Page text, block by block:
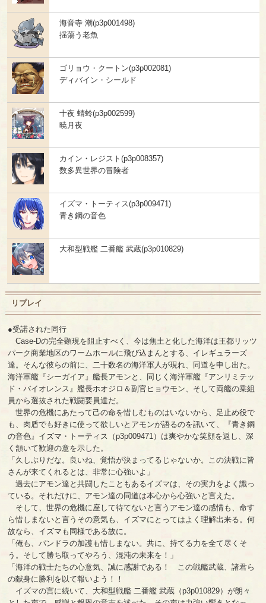
海音寺 潮(p3p001498)
揺蕩う老魚
ゴリョウ・クートン(p3p002081)
ディバイン・シールド
十夜 蜻蛉(p3p002599)
暁月夜
カイン・レジスト(p3p008357)
数多異世界の冒険者
イズマ・トーティス(p3p009471)
青き鋼の音色
大和型戦艦 二番艦 武蔵(p3p010829)
リプレイ
●受諾された同行
Case-Dの完全顕現を阻止すべく、今は焦土と化した海洋は王都リッツ
パーク商業地区のワームホールに飛び込まんとする、イレギュラーズ
達。そんな彼らの前に、二十数名の海洋軍人が現れ、同道を申し出た。
海洋軍艦『シーガイア』艦長アモンと、同じく海洋軍艦『アンリミテッ
ド・バイオレンス』艦長ホオジロ＆副官ヒョウモン、そして両艦の乗組
員から選抜された戦闘要員達だ。
世界の危機にあたって己の命を惜しむものはいないから、足止め役で
も、肉盾でも好きに使って欲しいとアモンが語るのを訊いて、『青き鋼
の音色』イズマ・トーティス（p3p009471）は爽やかな笑顔を返し、深
く頷いて歓迎の意を示した。
「久しぶりだな。良いね、覚悟が決まってるじゃないか。この決戦に皆
さんが来てくれるとは、非常に心強いよ」
過去にアモン達と共闘したこともあるイズマは、その実力をよく識っ
ている。それだけに、アモン達の同道は本心から心強いと言えた。
そして、世界の危機に座して待てないと言うアモン達の感情も、命す
ら惜しまないと言うその意気も、イズマにとってはよく理解出来る。何
故なら、イズマも同様である故に。
「俺も、パンドラの加護も惜しまない。共に、持てる力を全て尽くそ
う。そして勝ち取ってやろう、混沌の未来を！」
「海洋の戦士たちの心意気、誠に感謝である！ この戦艦武蔵、諸君ら
の献身に勝利を以て報いよう！！
イズマの言に続いて、大和型戦艦 二番艦 武蔵（p3p010829）が朗々